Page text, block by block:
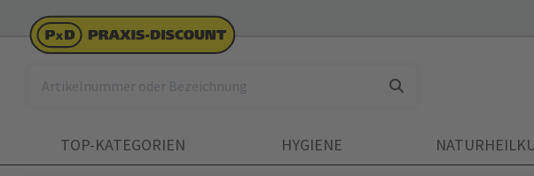
TOP-KATEGORIEN HYGIENE